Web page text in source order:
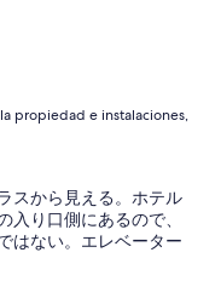
propiedad e instalaciones,
スから見える。ホテル
り口側にあるので、
はない。エレベーター